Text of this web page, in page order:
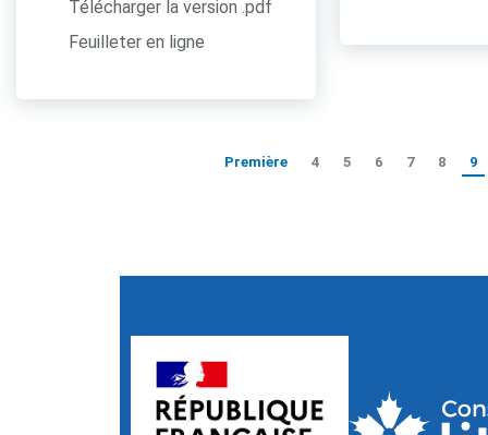
Télécharger la version .pdf
Feuilleter en ligne
Première 4 5 6 7 8 9